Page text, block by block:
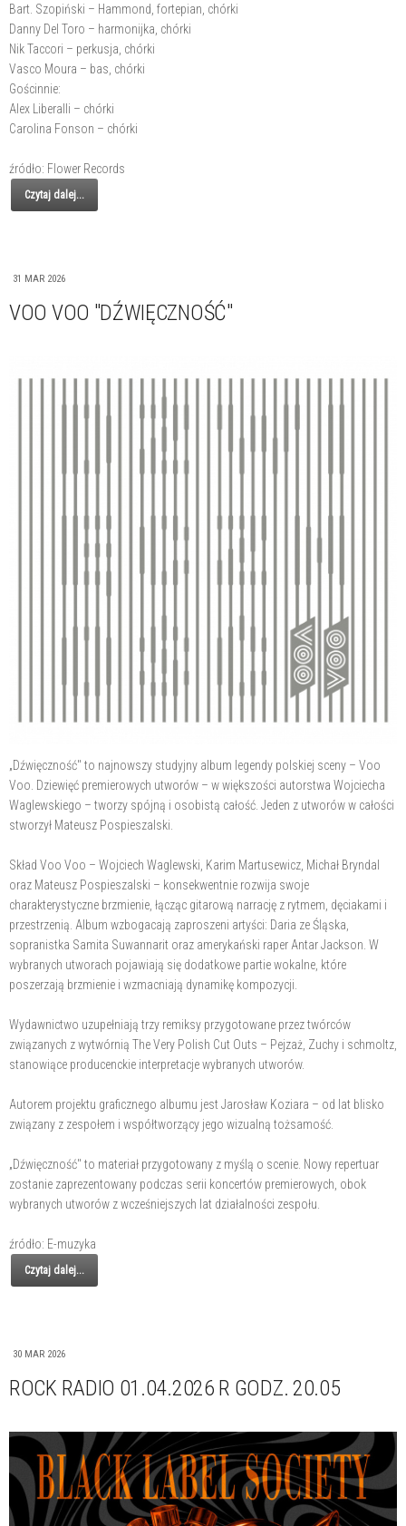
Bart. Szopiński – Hammond, fortepian, chórki
Danny Del Toro – harmonijka, chórki
Nik Taccori – perkusja, chórki
Vasco Moura – bas, chórki
Gościnnie:
Alex Liberalli – chórki
Carolina Fonson – chórki
źródło: Flower Records
Czytaj dalej...
31 MAR 2026
VOO VOO "DŹWIĘCZNOŚĆ"
„Dźwięczność" to najnowszy studyjny album legendy polskiej sceny – Voo
Voo. Dziewięć premierowych utworów – w większości autorstwa Wojciecha
Waglewskiego – tworzy spójną i osobistą całość. Jeden z utworów w całości
stworzył Mateusz Pospieszalski.
Skład Voo Voo – Wojciech Waglewski, Karim Martusewicz, Michał Bryndal
oraz Mateusz Pospieszalski – konsekwentnie rozwija swoje
charakterystyczne brzmienie, łącząc gitarową narrację z rytmem, dęciakami i
przestrzenią. Album wzbogacają zaproszeni artyści: Daria ze Śląska,
sopranistka Samita Suwannarit oraz amerykański raper Antar Jackson. W
wybranych utworach pojawiają się dodatkowe partie wokalne, które
poszerzają brzmienie i wzmacniają dynamikę kompozycji.
Wydawnictwo uzupełniają trzy remiksy przygotowane przez twórców
związanych z wytwórnią The Very Polish Cut Outs – Pejzaż, Zuchy i schmoltz,
stanowiące producenckie interpretacje wybranych utworów.
Autorem projektu graficznego albumu jest Jarosław Koziara – od lat blisko
związany z zespołem i współtworzący jego wizualną tożsamość.
„Dźwięczność" to materiał przygotowany z myślą o scenie. Nowy repertuar
zostanie zaprezentowany podczas serii koncertów premierowych, obok
wybranych utworów z wcześniejszych lat działalności zespołu.
źródło: E-muzyka
Czytaj dalej...
30 MAR 2026
ROCK RADIO 01.04.2026 R GODZ. 20.05